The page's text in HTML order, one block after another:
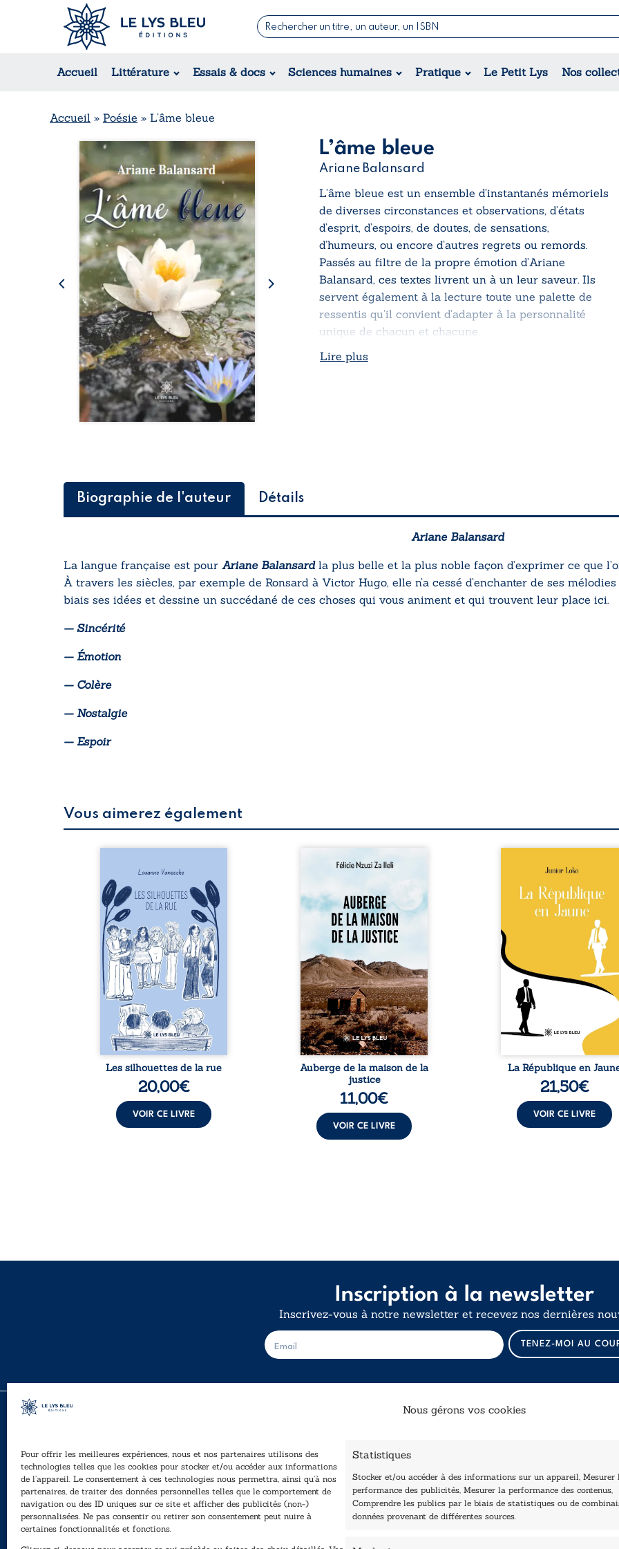
Nous gérons vos cookies
Pour offrir les meilleures expériences, nous et nos partenaires utilisons des
technologies telles que les cookies pour stocker et/ou accéder aux informations
de l’appareil. Le consentement à ces technologies nous permettra, ainsi qu’à nos
partenaires, de traiter des données personnelles telles que le comportement de
navigation ou des ID uniques sur ce site et afficher des publicités (non-)
personnalisées. Ne pas consentir ou retirer son consentement peut nuire à
certaines fonctionnalités et fonctions.
Statistiques
Stocker et/ou accéder à des informations sur un appareil, Mesurer
performance des publicités, Mesurer la performance des contenus,
Comprendre les publics par le biais de statistiques ou de
données provenant de différentes sources.
Accueil Littérature Essais & docs Sciences humaines Pratique Le Petit Lys Nos
Romans
Suspense / Thriller / Policier
Romance
Jeunesse
Nouvelles & Contes
Théâtre
Accueil » Poésie » L’âme bleue
L’âme bleue
Ariane Balansard
L’âme bleue est un ensemble d’instantanés mémoriels
de diverses circonstances et observations, d’états
d’esprit, d’espoirs, de doutes, de sensations,
d’humeurs, ou encore d’autres regrets ou remords.
Passés au filtre de la propre émotion d’Ariane
Balansard, ces textes livrent un à un leur saveur. Ils
servent également à la lecture toute une palette de
ressentis qu’il convient d’adapter à la personnalité
unique de chacun et chacune.
Lire plus
Biographie de l'auteur Détails
Ariane Balansard
La langue française est pour Ariane Balansardla plus belle et la plus noble façon d’exprimer ce que
À travers les siècles, par exemple de Ronsard à Victor Hugo, elle n’a cessé d’enchanter de ses
biais ses idées et dessine un succédané de ces choses qui vous animent et qui trouvent leur place ici.
— Sincérité
— Émotion
— Colère
— Nostalgie
— Espoir
Vous aimerez également
donne la parole à six
personnages ordinaires,
traversés par des pensées,
des émotions et des silences
qui pourraient appartenir à
chacun de nous. À travers
leurs parcours, ce roman
invite à porter un regard
différent sur celles et ceux
qui nous entourent, à deviner
ce qui se cache derrière les
apparences et à s’ouvrir au
fourmillement sensible de
notre ...
Les silhouettes de la rue
20,00€
VOIR CE LIVRE
Auberge de la maison de la
parcours exemplaire de
Mbala Zi Nkuaku Lema Félix.
Magistrat intègre, fervent
défenseur des droits
humains et de
l’indépendance judiciaire, il
voit sa carrière de trente-
quatre ans brutalement
brisée par une révocation
arbitraire en 2009, plongeant
sa vie dans un chaos
matériel et moral. À ...
Auberge de la maison de la
justice
11,00€
VOIR CE LIVRE
Congo, la naissance
jumeaux de races
bouleverse l’ordre
Senior est Noir et Junior
Blanc, bien que nés
couple de Noirs. Très
l’événement attire les
internationaux et
le bébé blanc en une
emblématique
investie, selon certains,
mission
Cependant, sous couvert
La République en
21,50€
VOIR CE LIVRE
Inscription à la newsletter
Inscrivez-vous à notre newsletter et recevez nos dernières
m
a
l
E
-
m
E
-
m
TENEZ-MOI AU
40, rue du Louvre 75001 Paris
01 76 50 38 88
Horaires du standard
De mardi à vendredi :
Accueil
Être édité
Contactez-nous
Les Plumes du Lys Bleu
Prix sciences humaines
Essai & docs
Sciences humaines